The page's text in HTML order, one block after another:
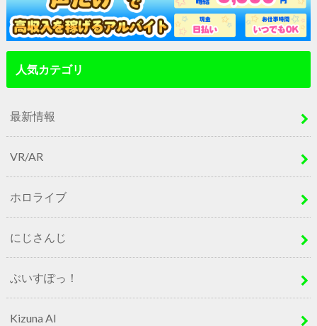
人気カテゴリ
最新情報
VR/AR
ホロライブ
にじさんじ
ぶいすぽっ！
Kizuna AI